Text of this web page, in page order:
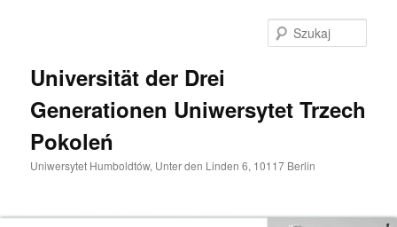
Universität der Drei
Generationen Uniwersytet Trzech
Pokoleń
Uniwersytet Humboldtów, Unter den Linden 6, 10117 Berlin